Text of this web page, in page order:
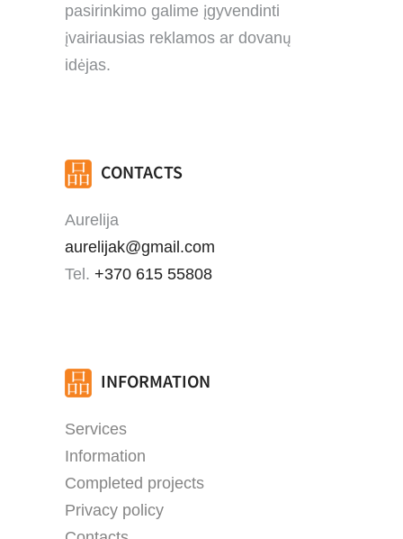
pasirinkimo galime įgyvendinti
įvairiausias reklamos ar dovanų
idėjas.
CONTACTS
Aurelija
aurelijak@gmail.com
Tel.+370 615 55808
INFORMATION
Services
Information
Completed projects
Privacy policy